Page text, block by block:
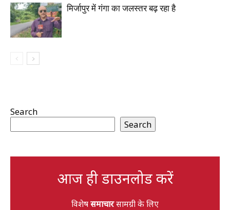
मिर्जापुर में गंगा का जलस्तर बढ़ रहा है
Search
Search
आज ही डाउनलोड करें
विशेषसमाचारसामग्री के लिए